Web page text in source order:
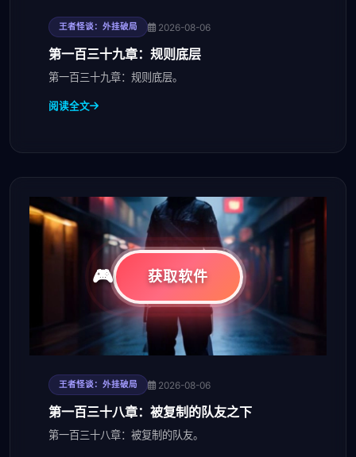
王者怪谈：外挂破局 2026-08-06
第一百三十九章：规则底层
第一百三十九章：规则底层。
阅读全文
王者怪谈：外挂破局 2026-08-06
第一百三十八章：被复制的队友之下
第一百三十八章：被复制的队友。
获取软件